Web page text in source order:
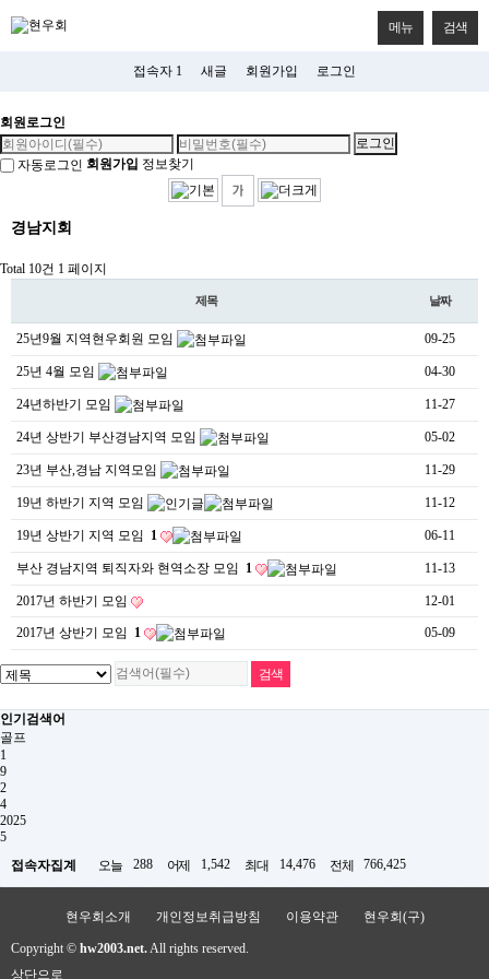
메뉴 검색
접속자 1 새글 회원가입 로그인
회원로그인
자동로그인 회원가입 정보찾기
경남지회
Total 10건 1 페이지
제목 날짜
25년9월 지역현우회원 모임 09-25
25년 4월 모임 04-30
24년하반기 모임 11-27
24년 상반기 부산경남지역 모임 05-02
23년 부산,경남 지역모임 11-29
19년 하반기 지역 모임 11-12
19년 상반기 지역 모임 1 06-11
부산 경남지역 퇴직자와 현역소장 모임 1 11-13
2017년 하반기 모임 12-01
2017년 상반기 모임 1 05-09
인기검색어
골프
1
9
2
4
2025
5
접속자집계
오늘 288 어제 1,542 최대 14,476 전체 766,425
현우회소개 개인정보취급방침 이용약관 현우회(구)
Copyright © hw2003.net. All rights reserved.
상단으로